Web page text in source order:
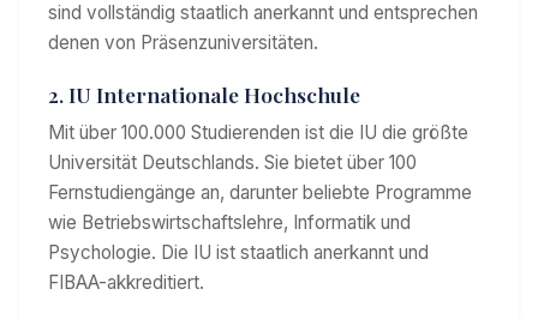
sind vollständig staatlich anerkannt und entsprechen
denen von Präsenzuniversitäten.
2. IU Internationale Hochschule
Mit über 100.000 Studierenden ist die IU die größte
Universität Deutschlands. Sie bietet über 100
Fernstudiengänge an, darunter beliebte Programme
wie Betriebswirtschaftslehre, Informatik und
Psychologie. Die IU ist staatlich anerkannt und
FIBAA-akkreditiert.